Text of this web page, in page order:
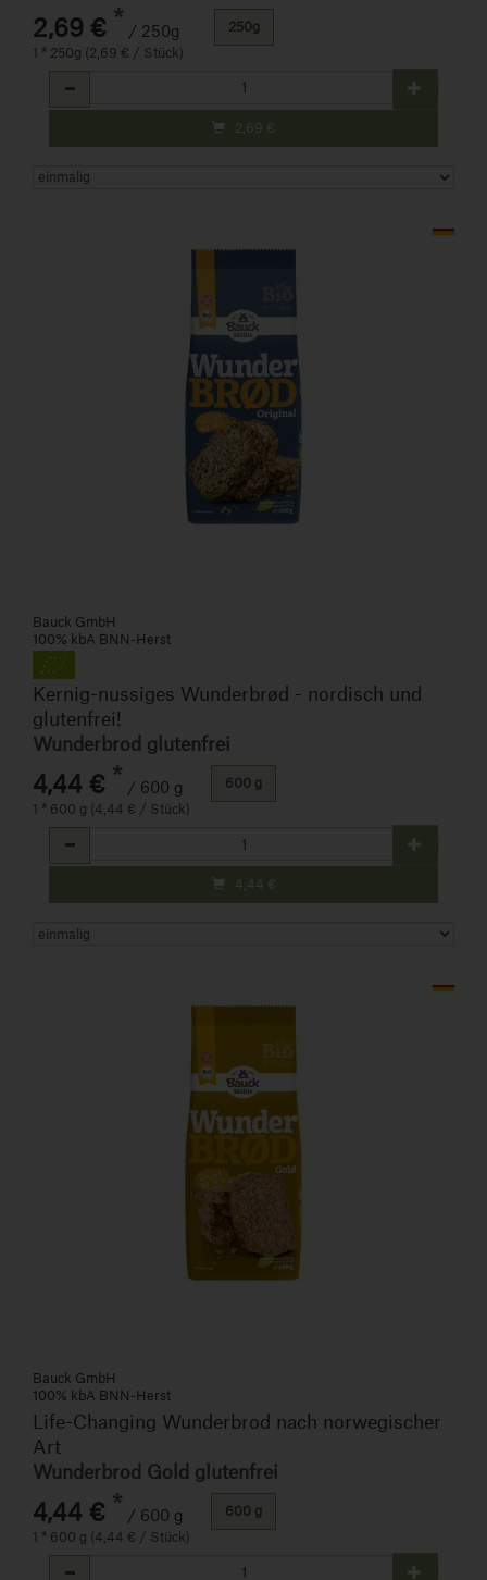
2,69 € * / 250g
1 * 250g (2,69 € / Stück)
250g
Anzahl
2,69 €
Bauck GmbH
100% kbA BNN-Herst
Kernig-nussiges Wunderbrød - nordisch und
glutenfrei!
Wunderbrod glutenfrei
4,44 € * / 600 g
1 * 600 g (4,44 € / Stück)
600 g
Anzahl
4,44 €
Bauck GmbH
100% kbA BNN-Herst
Life-Changing Wunderbrod nach norwegischer
Art
Wunderbrod Gold glutenfrei
4,44 € * / 600 g
1 * 600 g (4,44 € / Stück)
600 g
Anzahl